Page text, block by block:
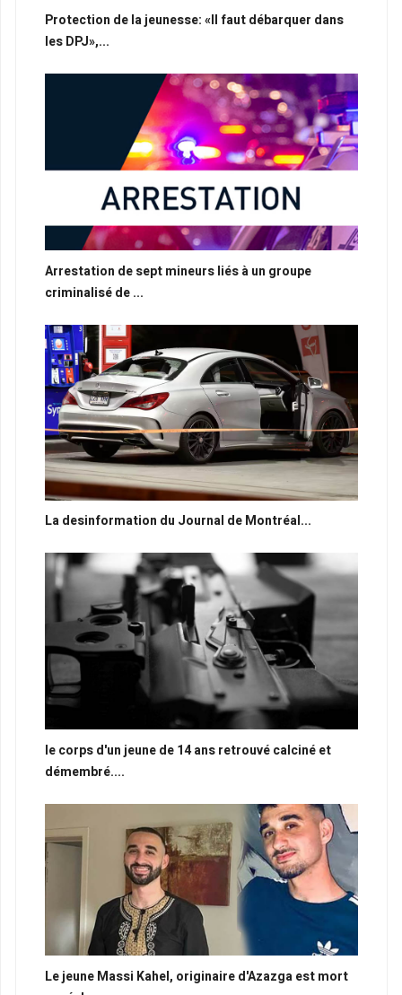
Protection de la jeunesse: «Il faut débarquer dans
les DPJ»,...
Arrestation de sept mineurs liés à un groupe
criminalisé de ...
La desinformation du Journal de Montréal...
le corps d'un jeune de 14 ans retrouvé calciné et
démembré....
Le jeune Massi Kahel, originaire d'Azazga est mort